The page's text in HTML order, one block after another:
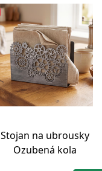
Stojan na ubrousky
Ozubená kola